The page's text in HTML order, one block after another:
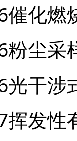
催化
粉尘
光干
挥发